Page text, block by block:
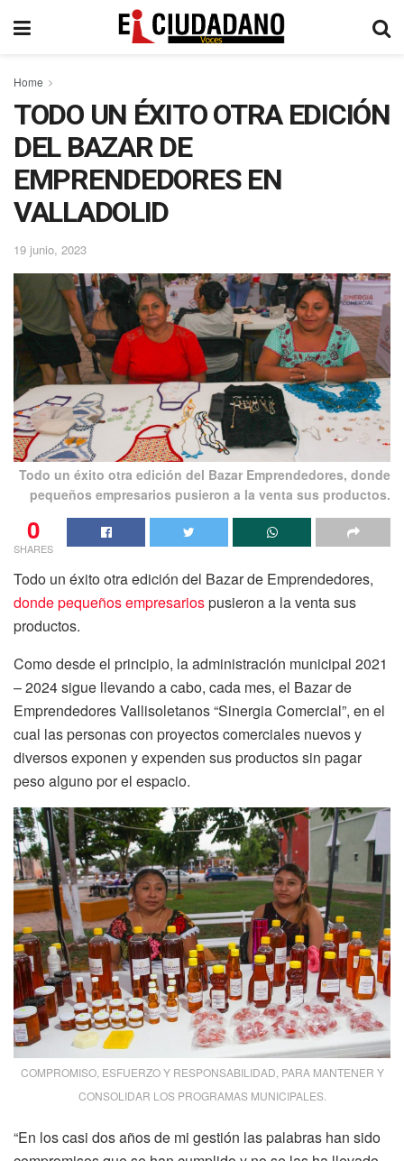
Home
TODO UN ÉXITO OTRA EDICIÓN
DEL BAZAR DE
EMPRENDEDORES EN
VALLADOLID
19 junio, 2023
Todo un éxito otra edición del Bazar Emprendedores, donde
pequeños empresarios pusieron a la venta sus productos.
0
SHARES
Todo un éxito otra edición del Bazar de Emprendedores,
donde pequeños empresariospusieron a la venta sus
productos.
Como desde el principio, la administración municipal 2021
– 2024 sigue llevando a cabo, cada mes, el Bazar de
Emprendedores Vallisoletanos “Sinergia Comercial”, en el
cual las personas con proyectos comerciales nuevos y
diversos exponen y expenden sus productos sin pagar
peso alguno por el espacio.
COMPROMISO, ESFUERZO Y RESPONSABILIDAD, PARA MANTENER Y
CONSOLIDAR LOS PROGRAMAS MUNICIPALES.
“En los casi dos años de mi gestión las palabras han sido